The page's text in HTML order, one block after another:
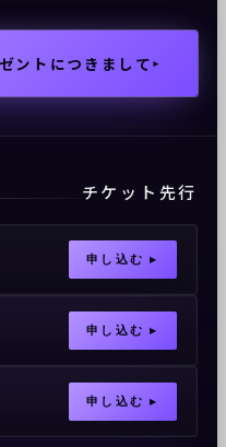
ントにつきまして▸
チケット先行
申し込む ▸
申し込む ▸
申し込む ▸